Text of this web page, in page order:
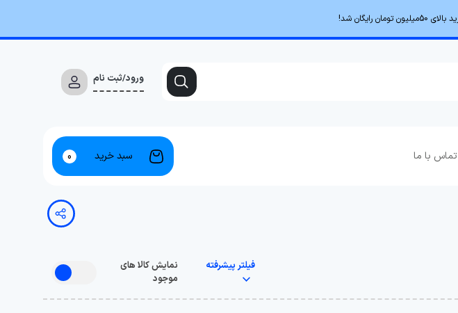
ورود/ثبت نام
تماس با ما سبد خرید 0
فیلتر پیشرفته
نمایش کالا های
موجود